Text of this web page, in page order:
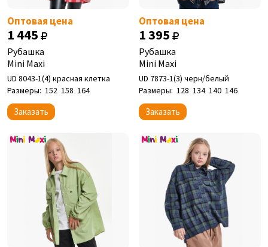
Оптовая цена
1 445
Рубашка
Mini Maxi
UD 8043-1(4) красная клетка
Размеры: 152 158 164
Заказать
Оптовая цена
1 395
Рубашка
Mini Maxi
UD 7873-1(3) черн/белый
Размеры: 128 134 140 146
Заказать